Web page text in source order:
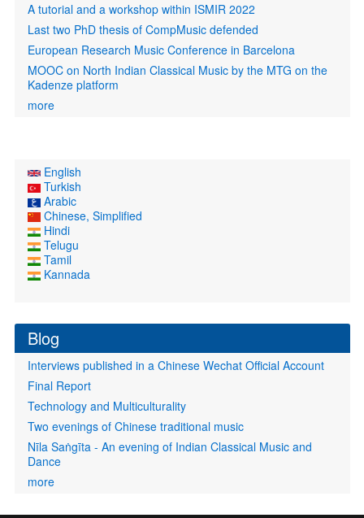
A tutorial and a workshop within ISMIR 2022
Last two PhD thesis of CompMusic defended
European Research Music Conference in Barcelona
MOOC on North Indian Classical Music by the MTG on the
Kadenze platform
more
English
Turkish
Arabic
Chinese, Simplified
Hindi
Telugu
Tamil
Kannada
Blog
Interviews published in a Chinese Wechat Official Account
Final Report
Technology and Multiculturality
Two evenings of Chinese traditional music
Nīla Saṅgīta - An evening of Indian Classical Music and
Dance
more